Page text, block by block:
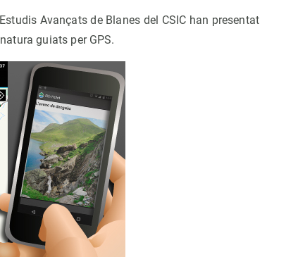
Avançats de Blanes del CSIC han presentat
guiats per GPS.